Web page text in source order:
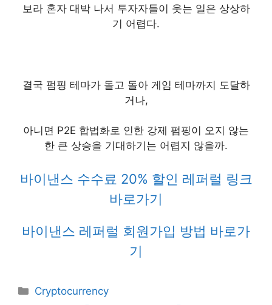
보라 혼자 대박 나서 투자자들이 웃는 일은 상상하
기 어렵다.
결국 펌핑 테마가 돌고 돌아 게임 테마까지 도달하
거나,
아니면 P2E 합법화로 인한 강제 펌핑이 오지 않는
한 큰 상승을 기대하기는 어렵지 않을까.
바이낸스 수수료 20% 할인 레퍼럴 링크
바로가기
바이낸스 레퍼럴 회원가입 방법 바로가
기
Categories
Cryptocurrency